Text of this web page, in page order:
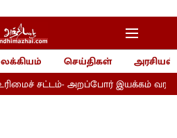
செய்திகள்
அரசியல்
சட்டம்- அறப்போர் இயக்கம்